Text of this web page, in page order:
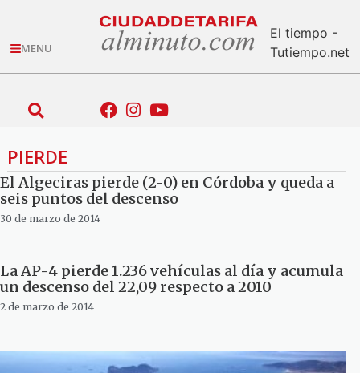
MENU
El tiempo -
Tutiempo.net
PIERDE
El Algeciras pierde (2-0) en Córdoba y queda a
seis puntos del descenso
30 de marzo de 2014
La AP-4 pierde 1.236 vehículas al día y acumula
un descenso del 22,09 respecto a 2010
2 de marzo de 2014